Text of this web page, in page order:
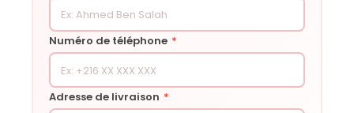
Numéro de téléphone *
Adresse de livraison *